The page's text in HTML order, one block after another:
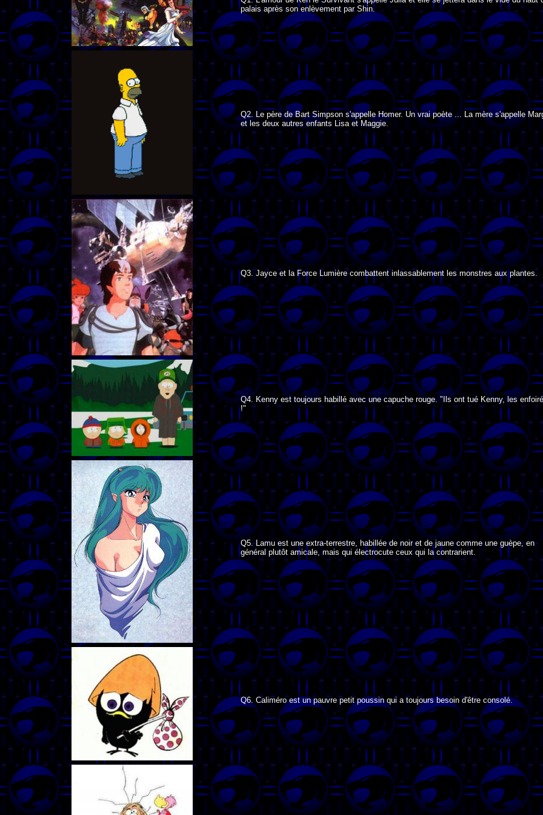
palais après son enlèvement par Shin.
Q2. Le père de Bart Simpson s'appelle Homer. Un vrai poète ... La mère s'appelle
et les deux autres enfants Lisa et Maggie.
Q3. Jayce et la Force Lumière combattent inlassablement les monstres aux plantes.
Q4. Kenny est toujours habillé avec une capuche rouge. "Ils ont tué Kenny, les
!"
Q5. Lamu est une extra-terrestre, habillée de noir et de jaune comme une guèpe, en
général plutôt amicale, mais qui électrocute ceux qui la contrarient.
Q6. Caliméro est un pauvre petit poussin qui a toujours besoin d'être consolé.